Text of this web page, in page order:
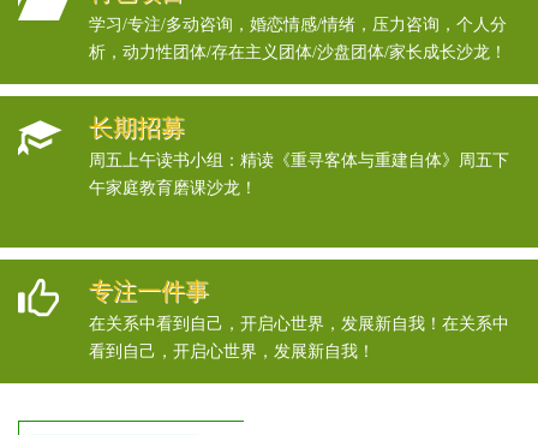
学习/专注/多动咨询，婚恋情感/情绪，压力咨询，个人分
析，动力性团体/存在主义团体/沙盘团体/家长成长沙龙！
长期招募
周五上午读书小组：精读《重寻客体与重建自体》周五下
午家庭教育磨课沙龙！
专注一件事
在关系中看到自己，开启心世界，发展新自我！在关系中
看到自己，开启心世界，发展新自我！